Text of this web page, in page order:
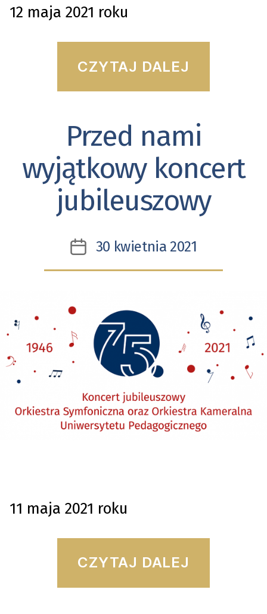
12 maja 2021 roku
CZYTAJ DALEJ
Kategorie
Przed nami
wyjątkowy koncert
jubileuszowy
Data
wpisu
30 kwietnia 2021
11 maja 2021 roku
CZYTAJ DALEJ